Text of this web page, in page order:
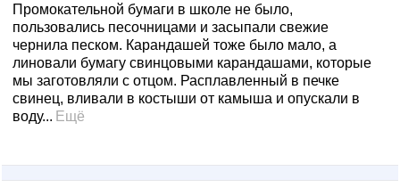
Промокательной бумаги в школе не было,
пользовались песочницами и засыпали свежие
чернила песком. Карандашей тоже было мало, а
линовали бумагу свинцовыми карандашами, которые
мы заготовляли с отцом. Расплавленный в печке
свинец, вливали в костыши от камыша и опускали в
воду... Ещё